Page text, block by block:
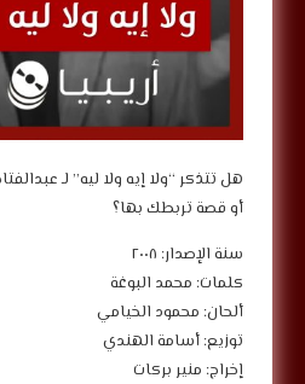
هل تتذكر “ولا إيه ولا ليه” لـ
أو قصة تربطك بها؟
سنة الإصدار: ٢٠٠٨
كلمات: محمد البوغة
ألحان: محمود الخيامي
توزيع: أسامة الهندي
إخراج: منير بركات